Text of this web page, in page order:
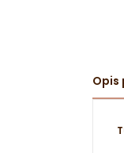
Opis